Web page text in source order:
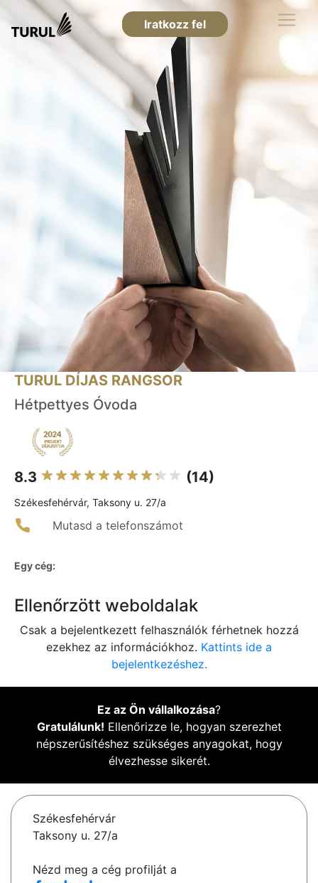
Iratkozz fel
TURUL DÍJAS RANGSOR
Hétpettyes Óvoda
8.3 (14)
Székesfehérvár, Taksony u. 27/a
Mutasd a telefonszámot
Egy cég:
Ellenőrzött weboldalak
Csak a bejelentkezett felhasználók férhetnek hozzá
ezekhez az információkhoz. Kattints ide a
bejelentkezéshez.
Ez az Ön vállalkozása?
Gratulálunk! Ellenőrizze le, hogyan szerezhet
népszerűsítéshez szükséges anyagokat, hogy
élvezhesse sikerét.
Székesfehérvár
Taksony u. 27/a
Nézd meg a cég profilját a